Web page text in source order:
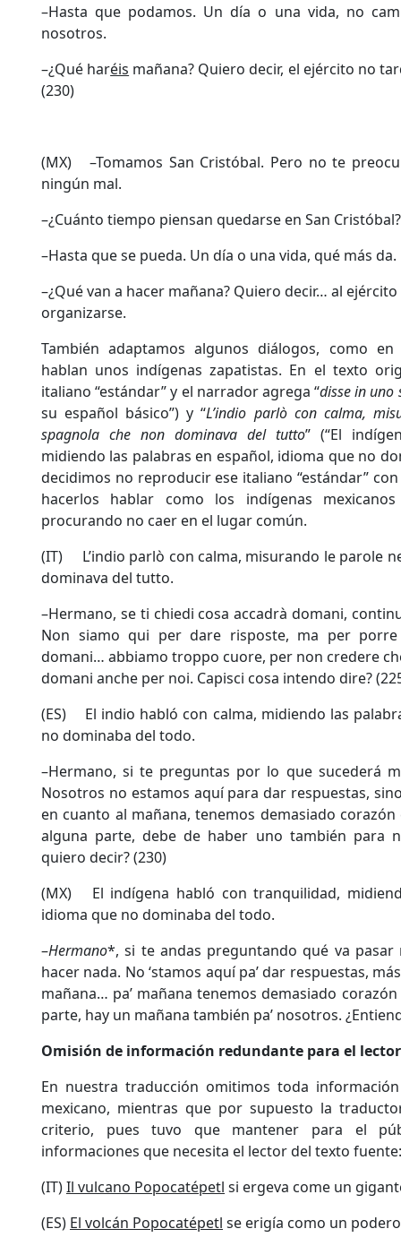
–Hasta que podamos. Un día o una vida, no
nosotros.
–¿Qué haréis mañana? Quiero decir, el ejército no
(230)
(MX) –Tomamos San Cristóbal. Pero no te
ningún mal.
–¿Cuánto tiempo piensan quedarse en San Cristóbal?
–Hasta que se pueda. Un día o una vida, qué más
–¿Qué van a hacer mañana? Quiero decir… al
organizarse.
También adaptamos algunos diálogos, como
hablan unos indígenas zapatistas. En el texto
italiano “estándar” y el narrador agrega “disse in uno
su español básico”) y “L’indio parlò con calma,
spagnola che non dominava del tutto” (“El
midiendo las palabras en español, idioma que no
decidimos no reproducir ese italiano “estándar”
hacerlos hablar como los indígenas
procurando no caer en el lugar común.
(IT) L’indio parlò con calma, misurando le parole
dominava del tutto.
–Hermano, se ti chiedi cosa accadrà domani,
Non siamo qui per dare risposte, ma per
domani… abbiamo troppo cuore, per non credere
domani anche per noi. Capisci cosa intendo dire?
(ES) El indio habló con calma, midiendo las
no dominaba del todo.
–Hermano, si te preguntas por lo que sucederá
Nosotros no estamos aquí para dar respuestas,
en cuanto al mañana, tenemos demasiado
alguna parte, debe de haber uno también para
quiero decir? (230)
(MX) El indígena habló con tranquilidad,
idioma que no dominaba del todo.
–Hermano*, si te andas preguntando qué va pasar
hacer nada. No ‘stamos aquí pa’ dar respuestas,
mañana… pa’ mañana tenemos demasiado
parte, hay un mañana también pa’ nosotros.
Omisión de información redundante para el
En nuestra traducción omitimos toda
mexicano, mientras que por supuesto la
criterio, pues tuvo que mantener para el
informaciones que necesita el lector del texto fuente:
(IT)Il vulcano Popocatépetl si ergeva come un
(ES) El volcán Popocatépetl se erigía como un